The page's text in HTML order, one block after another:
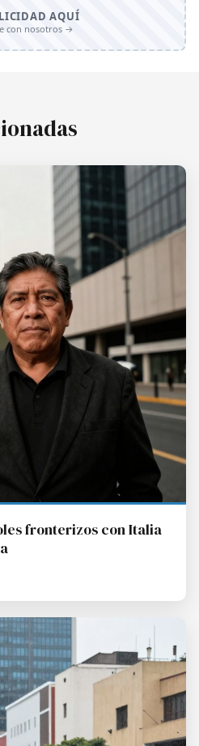
AQUÍ
con nosotros →
fronterizos con Italia